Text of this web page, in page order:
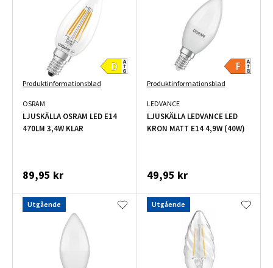
Produktinformationsblad
OSRAM
LJUSKÄLLA OSRAM LED E14
470LM 3,4W KLAR
89,95 kr
Produktinformationsblad
LEDVANCE
LJUSKÄLLA LEDVANCE LED
KRON MATT E14 4,9W (40W)
49,95 kr
Utgående Utgående